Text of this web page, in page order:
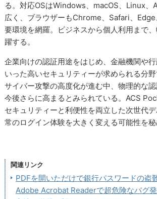
る。対応OSはWindows、macOS、Linux、
広く、ブラウザーもChrome、Safari、
要環境を網羅。ビジネスから個人利用まで
躍する。
企業向けの認証用途をはじめ、金融機関や
いった高いセキュリティーが求められる分野
サイバー攻撃の高度化が進む中、物理的な
今後さらに高まるとみられている。ACS
セキュリティーと利便性を両立した次世代
常のログイン体験を大きく変える可能性を秘
関連リンク
PDFを開いただけで銀行パスワードの
Adobe Acrobat Readerで超危険なバグ